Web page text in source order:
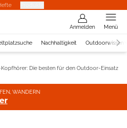
Anmelden Menü
Nachhaltigkeit Outdoorwissen
Die besten für den Outdoor-Einsatz
WANDERN